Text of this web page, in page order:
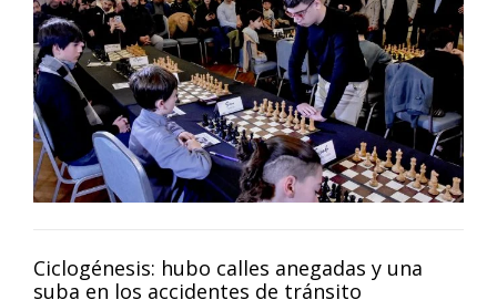
Ciclogénesis: hubo calles anegadas y una
suba en los accidentes de tránsito